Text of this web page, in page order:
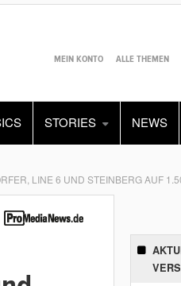
MEIN KONTO ALLE THEMEN
STORIES NEWS
LINE 6 UND STEINBERG AUF